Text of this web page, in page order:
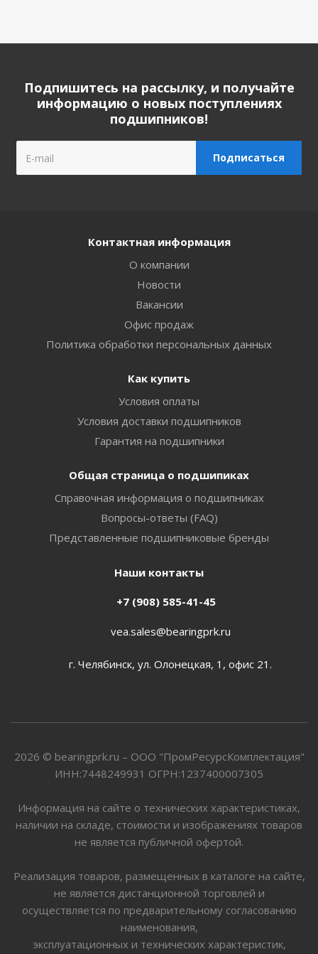
Подпишитесь на рассылку, и получайте
информацию о новых поступлениях
подшипников!
Контактная информация
О компании
Новости
Вакансии
Офис продаж
Политика обработки персональных данных
Как купить
Условия оплаты
Условия доставки подшипников
Гарантия на подшипники
Общая страница о подшипиках
Справочная информация о подшипниках
Вопросы-ответы (FAQ)
Представленные подшипниковые бренды
Наши контакты
+7 (908) 585-41-45
vea.sales@bearingprk.ru
г. Челябинск, ул. Олонецкая, 1, офис 21.
2026 © bearingprk.ru – ООО "ПромРесурсКомплектация"
ИНН:7448249931 ОГРН:1237400007305
Информация на сайте о технических характеристиках,
наличии на складе, стоимости и изображениях товаров
не является публичной офертой.
Реализация товаров, размещенных в каталоге на сайте,
не является дистанционной торговлей и
осуществляется по предварительному согласованию
наименования,
эксплуатационных и технических характеристик,